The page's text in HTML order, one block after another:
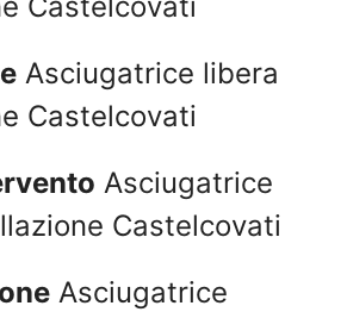
Asciugatrice libera
Castelcovati
Asciugatrice
Castelcovati
Asciugatrice